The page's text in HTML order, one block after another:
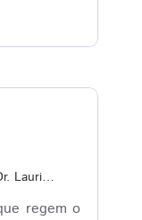
Lauri
regem o